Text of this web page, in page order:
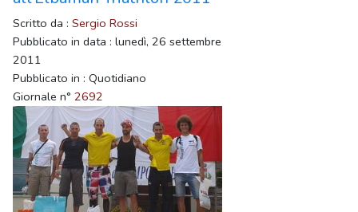
Scritto da : Sergio Rossi
Pubblicato in data : lunedì, 26 settembre
2011
Pubblicato in : Quotidiano
Giornale n° 2692